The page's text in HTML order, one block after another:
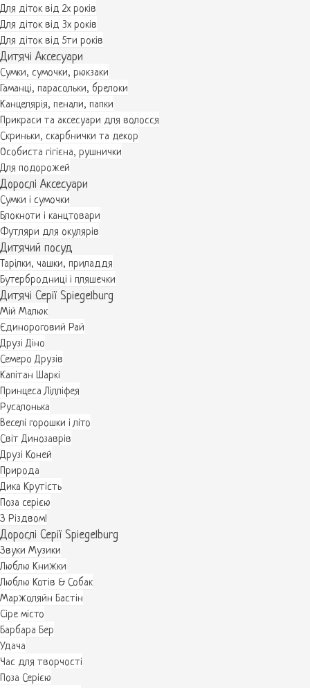
Для діток від 2х років
Для діток від 3х років
Для діток від 5ти років
Дитячі Аксесуари
Сумки, сумочки, рюкзаки
Гаманці, парасольки, брелоки
Канцелярія, пенали, папки
Прикраси та аксесуари для волосся
Скриньки, скарбнички та декор
Особиста гігієна, рушнички
Для подорожей
Дорослі Аксесуари
Сумки і сумочки
Блокноти і канцтовари
Футляри для окулярів
Дитячий посуд
Тарілки, чашки, приладдя
Бутербродниці і пляшечки
Дитячі Серії Spiegelburg
Мій Малюк
Єдинороговий Рай
Друзі Діно
Семеро Друзів
Капітан Шаркі
Принцеса Лілліфея
Русалонька
Веселі горошки і літо
Світ Динозаврів
Друзі Коней
Природа
Дика Крутість
Поза серією
З Різдвом!
Дорослі Серії Spiegelburg
Звуки Музики
Люблю Книжки
Люблю Котів & Собак
Маржоляйн Бастін
Cіре місто
Барбара Бер
Удача
Час для творчості
Поза Серією